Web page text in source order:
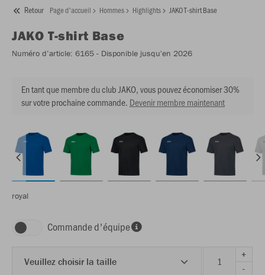
Retour Page d'accueil Hommes Highlights JAKO T-shirt Base
JAKO T-shirt Base
Numéro d’article: 6165 - Disponible jusqu'en 2026
En tant que membre du club JAKO, vous pouvez économiser 30%
sur votre prochaine commande. Devenir membre maintenant
royal
Commande d'équipe
Veuillez choisir la taille
+
-